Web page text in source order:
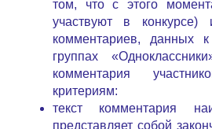
том, что с этого
участвуют в
комментариев, данных
группах
комментария
критериям:
текст комментария
представляет собой